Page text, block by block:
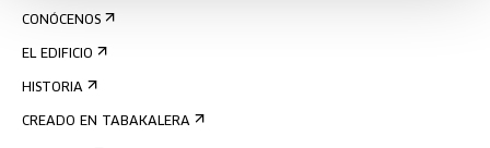
CONÓCENOS
EL EDIFICIO
HISTORIA
CREADO EN TABAKALERA